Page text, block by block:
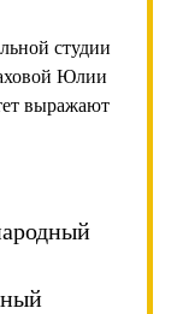
студии
Юлии
выражают